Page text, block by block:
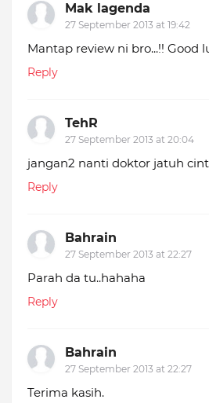
Mak lagenda
27 September 2013 at 19:42
Mantap review ni bro...!! Good
Reply
TehR
27 September 2013 at 20:04
jangan2 nanti doktor jatuh
Reply
Bahrain
27 September 2013 at 22:27
Parah da tu..hahaha
Reply
Bahrain
27 September 2013 at 22:27
Terima kasih.